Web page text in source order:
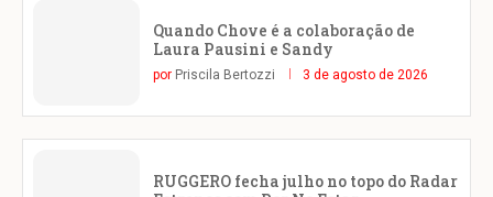
Quando Chove é a colaboração de
Laura Pausini e Sandy
por Priscila Bertozzi 3 de agosto de 2026
RUGGERO fecha julho no topo do Radar